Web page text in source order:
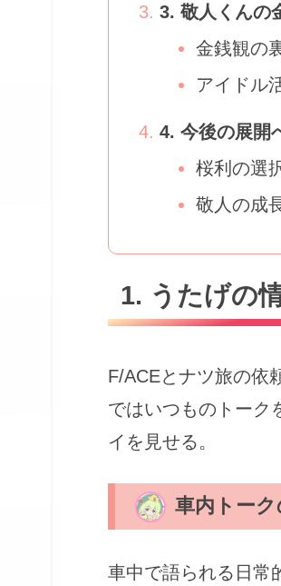
3. 敬人くんの
金銭観の
アイドル
4. 今後の展開
桜利の選
敬人の成
1. うたげの
F/ACEとナツ旅の依
ではいつものトーク
イを見せる。
車内トー
車中で語られる日常